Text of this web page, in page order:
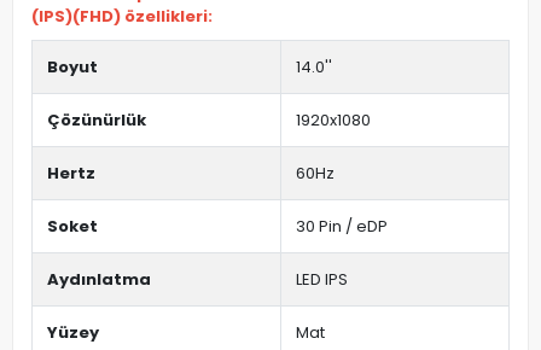
(IPS)(FHD) özellikleri:
Boyut 14.0''
Çözünürlük 1920x1080
Hertz 60Hz
Soket 30 Pin / eDP
Aydınlatma LED IPS
Yüzey Mat